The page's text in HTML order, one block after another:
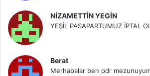
NİZAMETTİN YEGİN
YEŞİL PASAPARTUMUZ İPTAL
Berat
Merhabalar ben pdr